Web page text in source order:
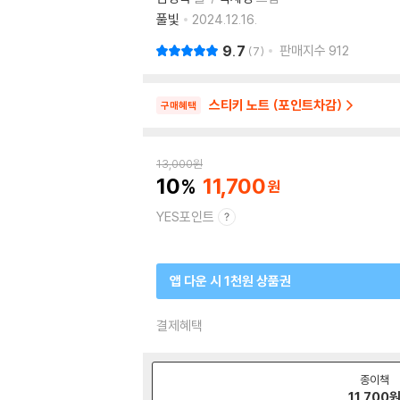
풀빛
2024.12.16.
9.7 7 판매지수 912
구매혜택 스티키 노트 (포인트차감)
13,000원
10 11,700
YES포인트
앱 다운 시 1천원 상품권
결제혜택
종이책
11,700